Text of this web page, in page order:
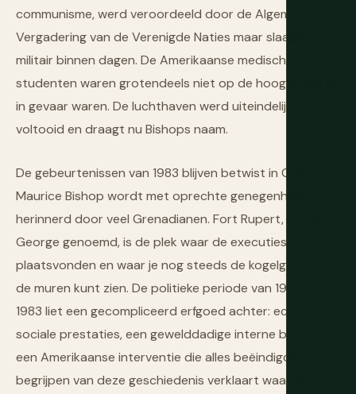
communisme, werd veroordeeld door de Algemene
Vergadering van de Verenigde Naties maar slaagde
militair binnen dagen. De Amerikaanse medische
studenten waren grotendeels niet op de hoogte dat ze
in gevaar waren. De luchthaven werd uiteindelijk
voltooid en draagt nu Bishops naam.
De gebeurtenissen van 1983 blijven betwist in Grenada.
Maurice Bishop wordt met oprechte genegenheid
herinnerd door veel Grenadianen. Fort Rupert, nu Fort
George genoemd, is de plek waar de executies
plaatsvonden en waar je nog steeds de kogelgaten in
de muren kunt zien. De politieke periode van 1979 tot
1983 liet een gecompliceerd erfgoed achter: echte
sociale prestaties, een gewelddadige interne breuk, en
een Amerikaanse interventie die alles beëindigde. Het
begrijpen van deze geschiedenis verklaart waarom